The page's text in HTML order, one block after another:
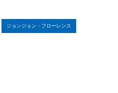
ジョンジョン・フローレンス